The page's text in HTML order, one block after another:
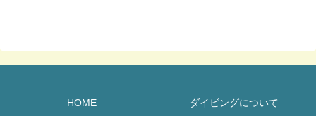
HOME
ダイビングについて